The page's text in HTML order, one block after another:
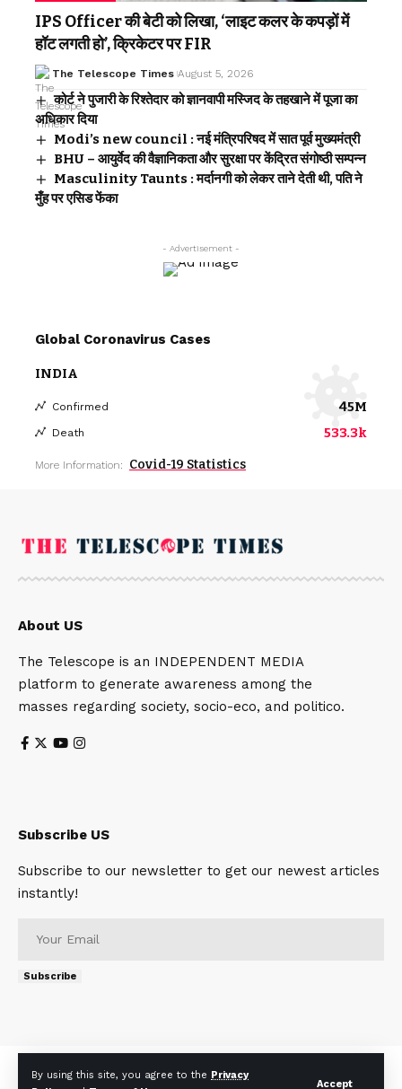
By using this site, you agree to the Privacy
Accept
IPS Officer की बेटी को लिखा, ‘लाइट कलर के कपड़ों में
हॉट लगती हो’, क्रिकेटर पर FIR
The Telescope Times August 5, 2026
कोर्ट ने पुजारी के रिश्तेदार को ज्ञानवापी मस्जिद के तहखाने में पूजा का
अधिकार दिया
Modi’s new council : नई मंत्रिपरिषद में सात पूर्व मुख्यमंत्री
BHU – आयुर्वेद की वैज्ञानिकता और सुरक्षा पर केंद्रित संगोष्ठी सम्पन्न
Masculinity Taunts : मर्दानगी को लेकर ताने देती थी, पति ने
मुँह पर एसिड फेंका
- Advertisement -
Global Coronavirus Cases
INDIA
Confirmed 45M
Death 533.3k
More Information: Covid-19 Statistics
About US
The Telescope is an INDEPENDENT MEDIA
platform to generate awareness among the
masses regarding society, socio-eco, and politico.
Subscribe US
Subscribe to our newsletter to get our newest articles
instantly!
Subscribe
About Contact Us Privacy Policy